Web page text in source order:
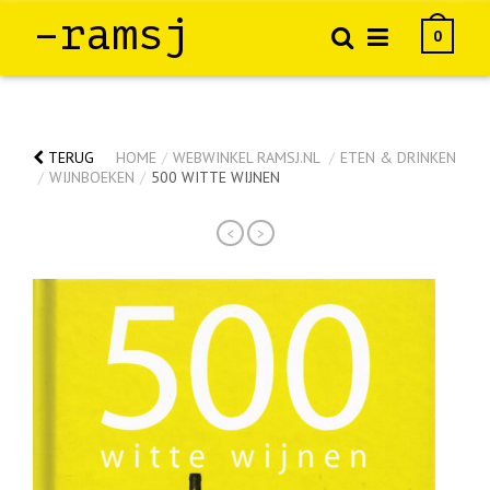
–ramsj 0
TERUG HOME / WEBWINKEL RAMSJ.NL / ETEN & DRINKEN
/ WIJNBOEKEN / 500 WITTE WIJNEN
< >